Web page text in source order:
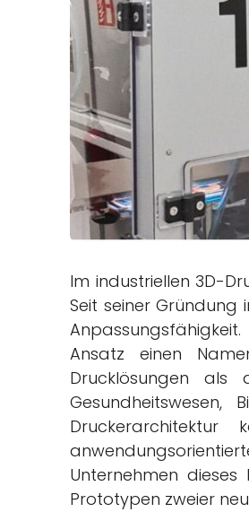
Im industriellen 3D-
Seit seiner Gründung
Anpassungsfähigkeit.
Ansatz einen
Drucklösungen als
Druckerarchitektur
Unternehmen
Prototypen zweier